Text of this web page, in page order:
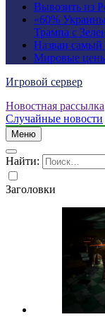
Вывозить из
«60%
Трампа с
Назван
Мировые цены
Игровой сервер
Новостная рассылка
Случайные новости
Меню
Найти:
Заголовки